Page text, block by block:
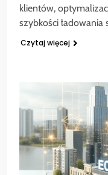
klientów,
szybkości ładowania
Czytaj więcej